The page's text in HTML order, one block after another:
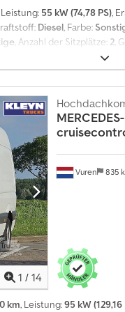
Leistung: 55 kW (74,78 PS),
Diesel, Farbe:
, Anzahl der Sitzplätze: 2,
, Laderaumhöhe:
- Keiner -
kg, Bruttogewicht:
Einzelkabine,
Trennwand, Farbe:
5, Antriebstechnik:
Keiner,
Manuell, Reserverad,
metallic Kennzeichen: VP-
Reifen Profil rechts: 3 mm;
Leergewicht: 1.392 kg
bis 09.2026
Schäden: keines Anzahl
1 /14
Vuren 835
km, Leistung:95 kW (129,16